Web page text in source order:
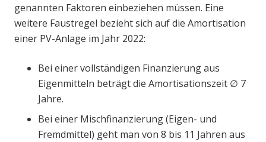
genannten Faktoren einbeziehen müssen. Eine
weitere Faustregel bezieht sich auf die Amortisation
einer PV-Anlage im Jahr 2022:
Bei einer vollständigen Finanzierung aus
Eigenmitteln beträgt die Amortisationszeit ∅ 7
Jahre.
Bei einer Mischfinanzierung (Eigen- und
Fremdmittel) geht man von 8 bis 11 Jahren aus